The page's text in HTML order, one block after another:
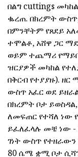
በልግ cuttings
ቈረጠ. በክረምት
በምንቸትም የጸደይ
ተሞልቶ, አሸዋ ጋር
ወይም ተጨማሪ
ዝርያዎች መካከል
በቅርብ የተያያዙ). ዘር
ውስጥ አፈር ወደ
በክረምት ቦታ
ለመፍጠር የተሻለ ነው
ይፈለፈላሉ መቼ ነው -
ገነት ውስጥ
80 ሴሜ ቋሚ ቦታ